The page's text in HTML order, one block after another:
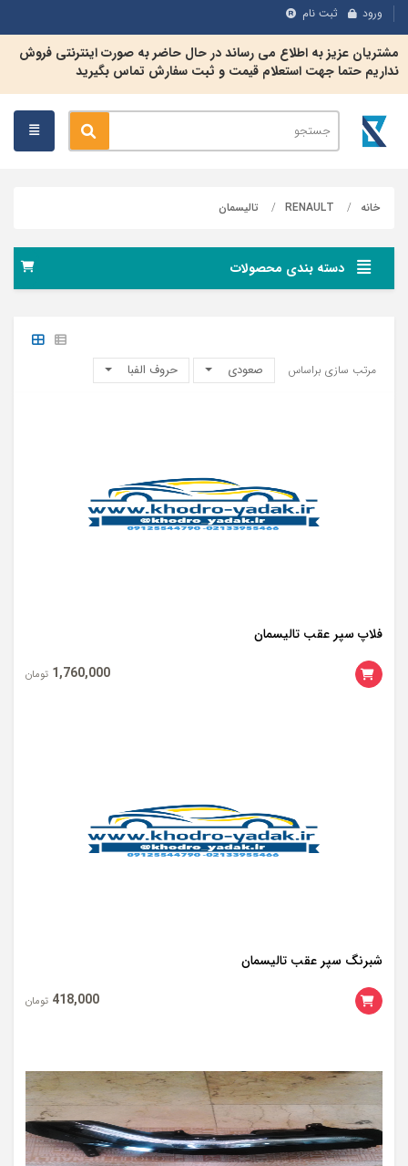
ورود ثبت نام
مشتریان عزیز به اطلاع می رساند در حال حاضر به صورت اینترنتی فروش
نداریم حتما جهت استعلام قیمت و ثبت سفارش تماس بگیرید
تالیسمان
خانه RENAULT تالیسمان
دسته بندی محصولات
مرتب سازی براساس صعودی حروف الفبا
فلاپ سپر عقب تالیسمان
1,760,000 تومان
شبرنگ سپر عقب تالیسمان
418,000 تومان